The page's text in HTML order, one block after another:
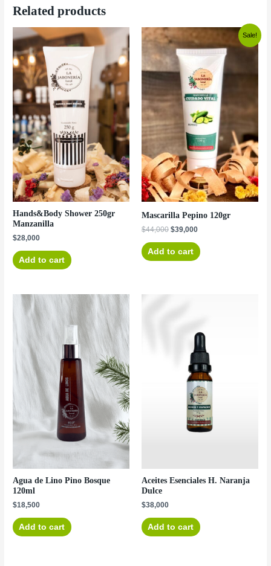
Related products
Hands&Body Shower 250gr
Manzanilla
$28,000
Add to cart
Sale!
Mascarilla Pepino 120gr
$44,000 $39,000
Add to cart
Agua de Lino Pino Bosque
120ml
$18,500
Add to cart
Aceites Esenciales H. Naranja
Dulce
$38,000
Add to cart